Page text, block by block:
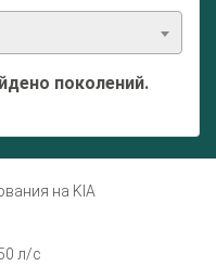
поколений.
на KIA
л/с